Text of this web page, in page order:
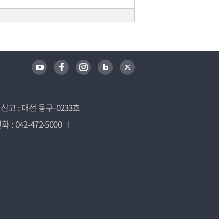
고 : 대전 동구-0233호
: 042-472-5000